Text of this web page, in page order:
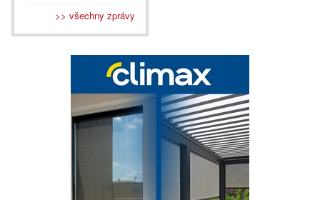
>> všechny zprávy